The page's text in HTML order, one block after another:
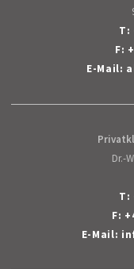
T:
F:
E-Mail:
Dr.-
T:
F:
E-Mail: